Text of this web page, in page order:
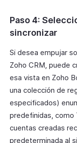
Paso 4:
sincronizar
Si desea empujar
Zoho CRM, puede
esa vista en Zoho
una colección de
especificados)
predefinidas, como
cuentas creadas
predeterminada al